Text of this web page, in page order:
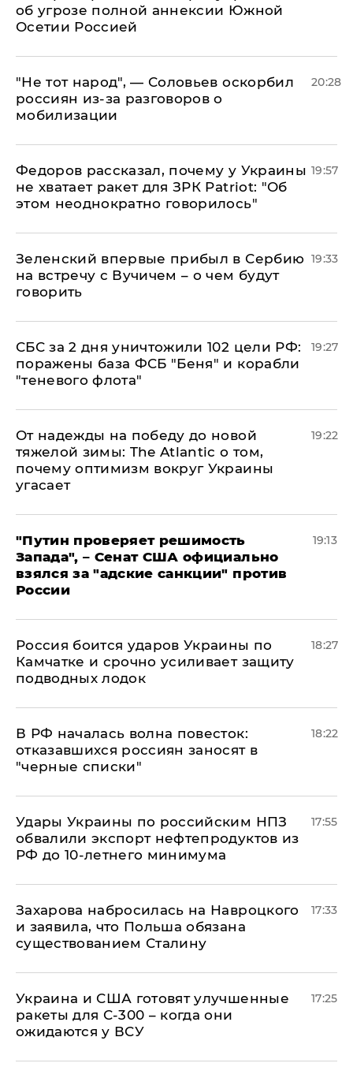
об угрозе полной аннексии Южной
Осетии Россией
​"Не тот народ", — Соловьев оскорбил
россиян из-за разговоров о
мобилизации
20:28
Федоров рассказал, почему у Украины
не хватает ракет для ЗРК Patriot: "Об
этом неоднократно говорилось"
19:57
Зеленский впервые прибыл в Сербию
на встречу с Вучичем – о чем будут
говорить
19:33
СБС за 2 дня уничтожили 102 цели РФ:
поражены база ФСБ "Беня" и корабли
"теневого флота"
19:27
От надежды на победу до новой
тяжелой зимы: The Atlantic о том,
почему оптимизм вокруг Украины
угасает
19:22
"Путин проверяет решимость
Запада", – Сенат США официально
взялся за "адские санкции" против
России
19:13
Россия боится ударов Украины по
Камчатке и срочно усиливает защиту
подводных лодок
18:27
​В РФ началась волна повесток:
отказавшихся россиян заносят в
"черные списки"
18:22
Удары Украины по российским НПЗ
обвалили экспорт нефтепродуктов из
РФ до 10-летнего минимума
17:55
​Захарова набросилась на Навроцкого
и заявила, что Польша обязана
существованием Сталину
17:33
Украина и США готовят улучшенные
ракеты для С-300 – когда они
ожидаются у ВСУ
17:25